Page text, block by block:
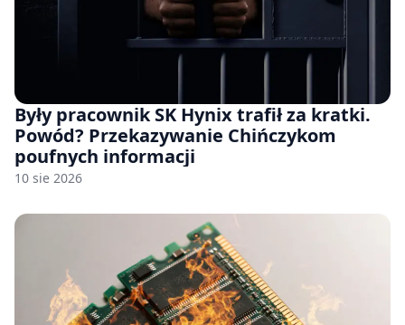
Były pracownik SK Hynix trafił za kratki.
Powód? Przekazywanie Chińczykom
poufnych informacji
10 sie 2026